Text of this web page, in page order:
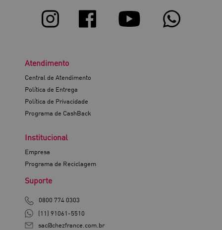
Atendimento
Central de Atendimento
Política de Entrega
Política de Privacidade
Programa de CashBack
Institucional
Empresa
Programa de Reciclagem
Suporte
0800 774 0303
(11) 91061-5510
sac@chezfrance.com.br